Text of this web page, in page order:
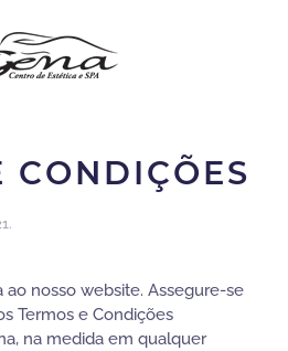
CONDIÇÕES
.
ao nosso website. Assegure-se
Termos e Condições
na medida em qualquer